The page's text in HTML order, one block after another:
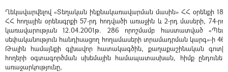
Ղեկավարվելով «Տեղական ինքնակառավարման մասին» ՀՀ օրենքի 18-
ՀՀ հողային օրենսգրքի 57-րդ հոդվածի առաջին և 2-րդ մասերի, 74-
կառավարության 12.04.2001թ. 286 որոշմամբ հաստատված
սեփականություն հանդիսացող հողամասերի տրամադրման կարգ»-ի
Թալին համայնքի գլխավոր հատակագծին, քաղաքաշինական
հողերի օգտագործման սխեմային համապատասխան, հիմք
առաջարկությունը,